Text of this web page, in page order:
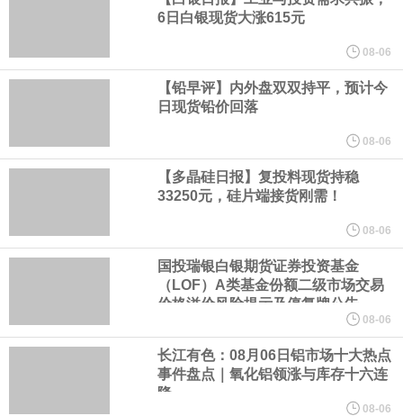
LME伦镍日内跌超3.00%，现报16574.100美元/吨。
瑞士7月季调后失业率 3.1%，预期 3.1%，前值 3.1%。瑞士7月未
季调失业率 3%，预期 3%，前值 2.9%。
商品期货收盘，黄金连续涨3.44%，焦炭连续涨2.72%，铁矿石连续
涨2.64%，镍连续跌2.62%，白银连续涨2.61%。
沙特下调了对亚洲的主要原油价格，与此同时，各方正就一项旨在
缓解霍尔木兹海峡航运压力的协议进行谈判。尽管胡塞武装的威胁
危及了经由红海向东运输原油的替代路线，但沙特方面仍下调了价
6日白银现货大涨615元
08-06
【铅早评】内外盘双双持平，预计今
日现货铅价回落
08-06
【多晶硅日报】复投料现货持稳
33250元，硅片端接货刚需！
08-06
国投瑞银白银期货证券投资基金
（LOF）A类基金份额二级市场交易
价格溢价风险提示及停复牌公告
08-06
长江有色：08月06日铝市场十大热点
事件盘点｜氧化铝领涨与库存十六连
降
08-06